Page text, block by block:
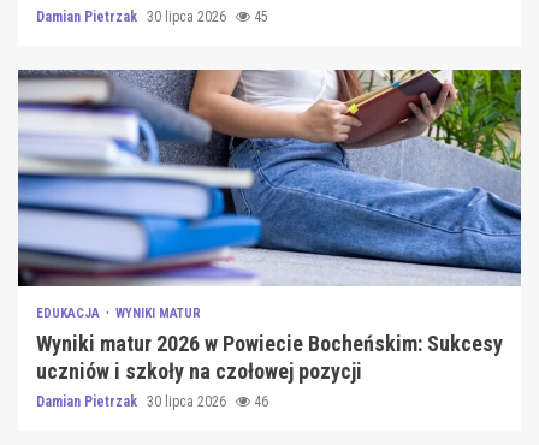
Damian Pietrzak 30 lipca 2026 45
EDUKACJA WYNIKI MATUR
Wyniki matur 2026 w Powiecie Bocheńskim: Sukcesy
uczniów i szkoły na czołowej pozycji
Damian Pietrzak 30 lipca 2026 46